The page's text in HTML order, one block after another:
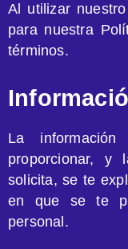
Al utilizar
para nuestra
términos.
La
proporcionar,
solicita, se te
en que se te
personal.